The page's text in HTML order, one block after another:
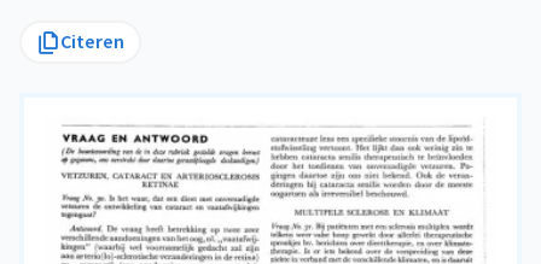
Citeren